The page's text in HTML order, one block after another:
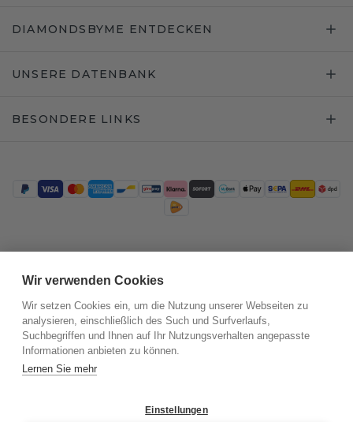
DIAMONDSBYME ENTDECKEN
UNSERE DATENBANK
BESONDERE LINKS
Wir verwenden Cookies
Wir setzen Cookies ein, um die Nutzung unserer Webseiten zu
analysieren, einschließlich des Such und Surfverlaufs,
Suchbegriffen und Ihnen auf Ihr Nutzungsverhalten angepasste
Informationen anbieten zu können.
Lernen Sie mehr
Einstellungen